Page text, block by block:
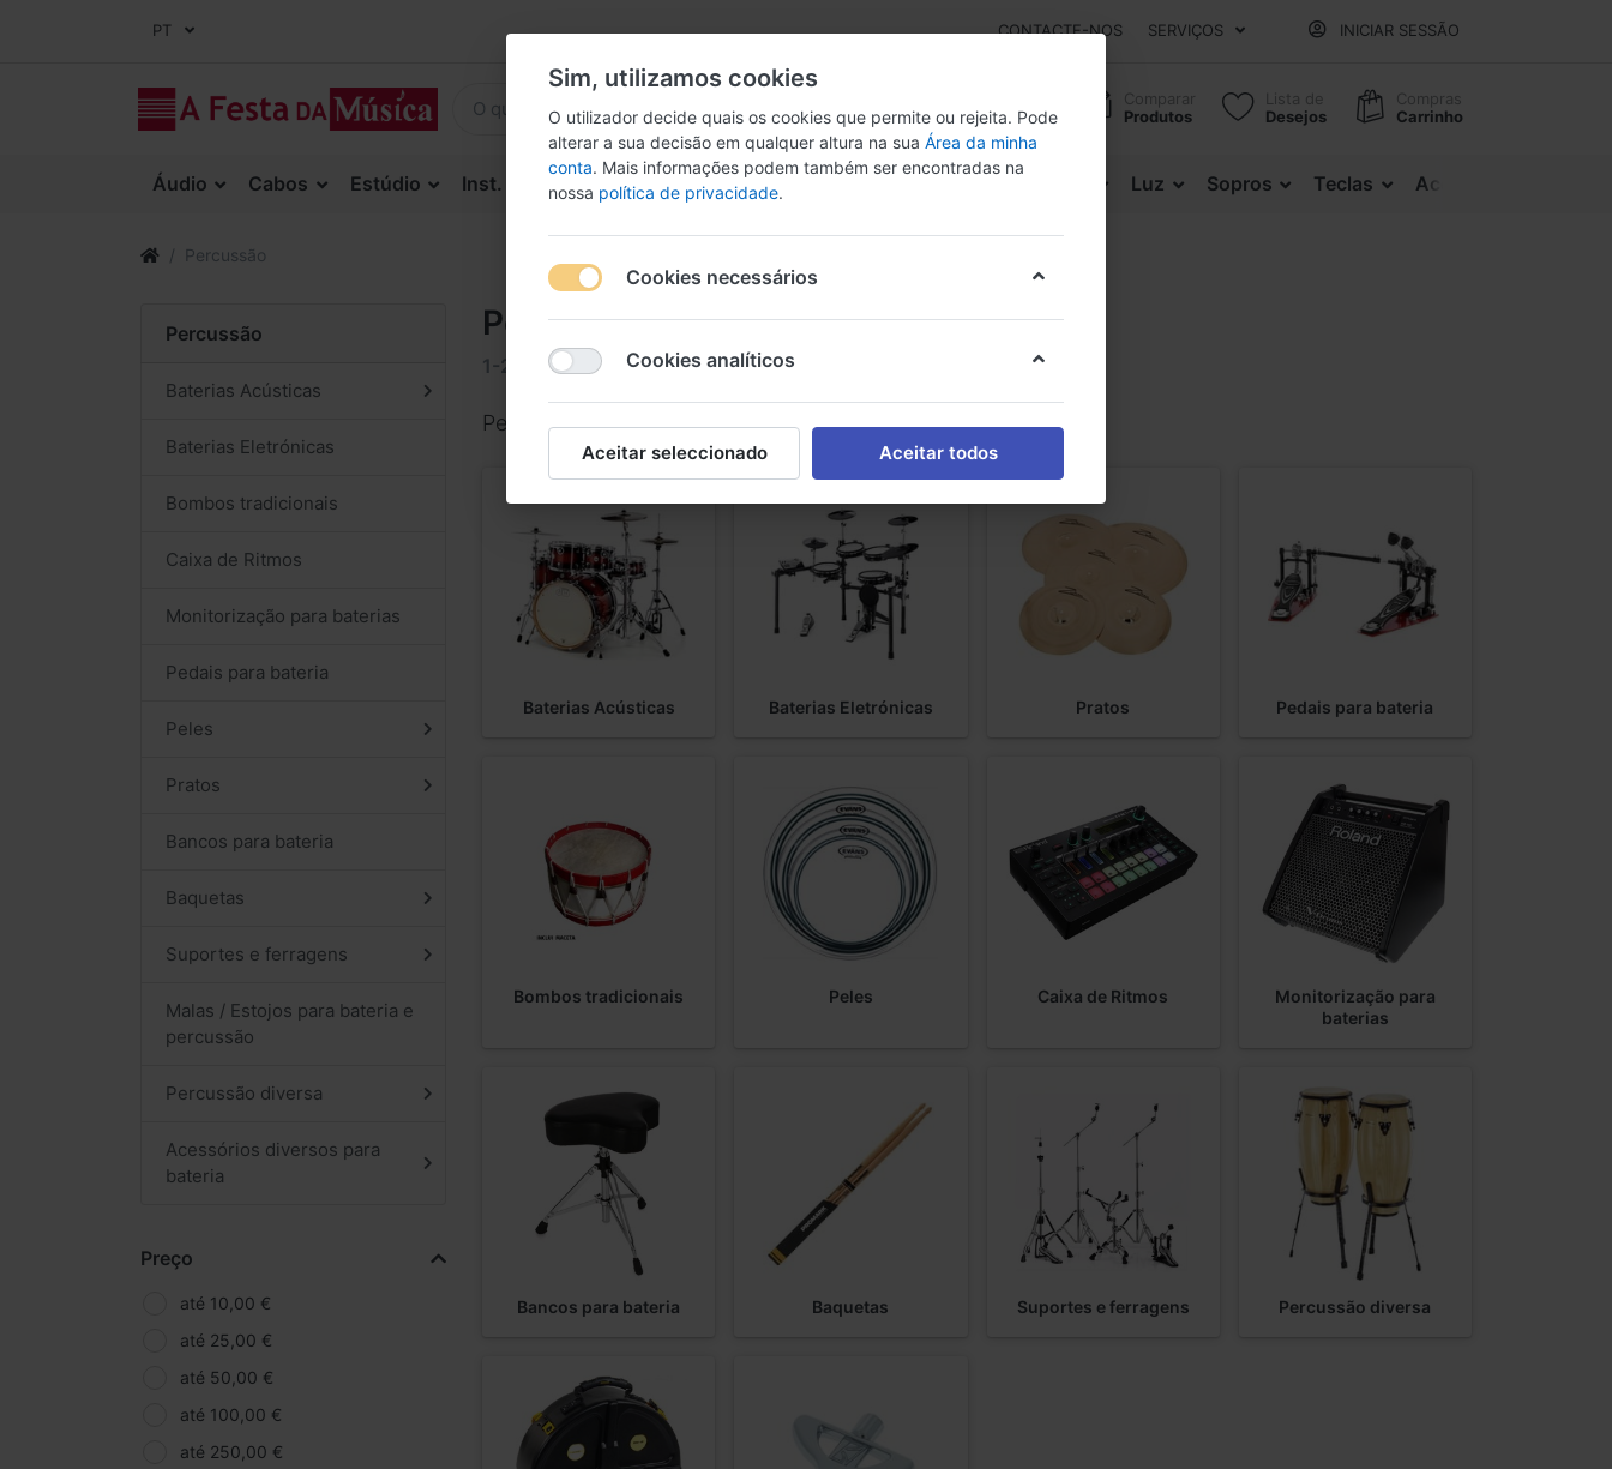
PT CONTACTE-NOS SERVIÇOS INICIAR SESSÃO
Comparar
Produtos
Lista de
Desejos
Compras
Carrinho
Áudio Cabos Estúdio Inst. Cordas Inst. Arco Percussão Luz Sopros Teclas Acessórios
Percussão
Percussão
Baterias Acústicas
Baterias Eletrónicas
Bombos tradicionais
Caixa de Ritmos
Monitorização para baterias
Pedais para bateria
Peles
Pratos
Bancos para bateria
Baquetas
Suportes e ferragens
Malas / Estojos para bateria e
percussão
Percussão diversa
Acessórios diversos para
bateria
Preço
até 10,00 €
até 25,00 €
até 50,00 €
até 100,00 €
até 250,00 €
Percussão
1-24 de527
Percussão
Baterias Acústicas Baterias Eletrónicas Pratos Pedais para bateria
Bombos tradicionais Peles Caixa de Ritmos
Monitorização para
baterias
Bancos para bateria Baquetas Suportes e ferragens Percussão diversa
Sim, utilizamos cookies
O utilizador decide quais os cookies que permite ou rejeita. Pode
alterar a sua decisão em qualquer altura na sua Área da minha
conta. Mais informações podem também ser encontradas na
nossa política de privacidade.
Cookies necessários
Cookies analíticos
Aceitar seleccionado Aceitar todos